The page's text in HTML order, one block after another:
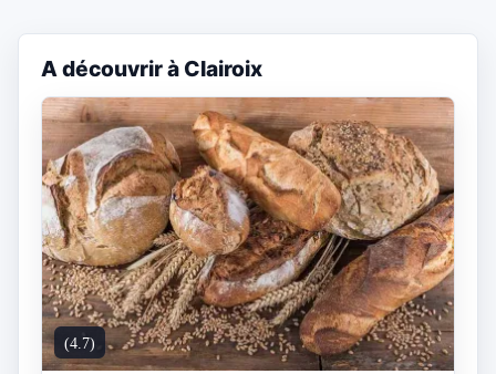
A découvrir à Clairoix
(4.7)